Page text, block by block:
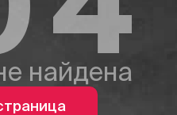
найдена